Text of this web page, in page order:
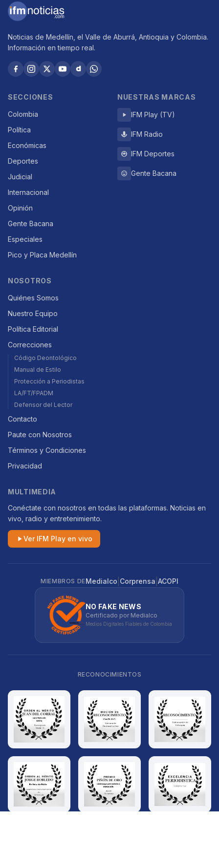
Noticias de Medellín, el Valle de Aburrá, Antioquia y Colombia.
Información en tiempo real.
SECCIONES
Colombia
Política
Económicas
Deportes
Judicial
Internacional
Opinión
Gente Bacana
Especiales
Pico y Placa Medellín
NUESTRAS MARCAS
IFM Play (TV)
IFM Radio
IFM Deportes
Gente Bacana
NOSOTROS
Quiénes Somos
Nuestro Equipo
Política Editorial
Correcciones
Código Deontológico
Manual de Estilo
Protección a Periodistas
LA/FT/FPADM
Defensor del Lector
Contacto
Paute con Nosotros
Términos y Condiciones
Privacidad
MULTIMEDIA
Conéctate con nosotros en todas las plataformas. Noticias en
vivo, radio y entretenimiento.
Ver IFM Play en vivo
MIEMBROS DEMedialco Corprensa ACOPI
NO FAKE NEWS
Certificado por Medialco
Medios Digitales Fiables de Colombia
RECONOCIMIENTOS